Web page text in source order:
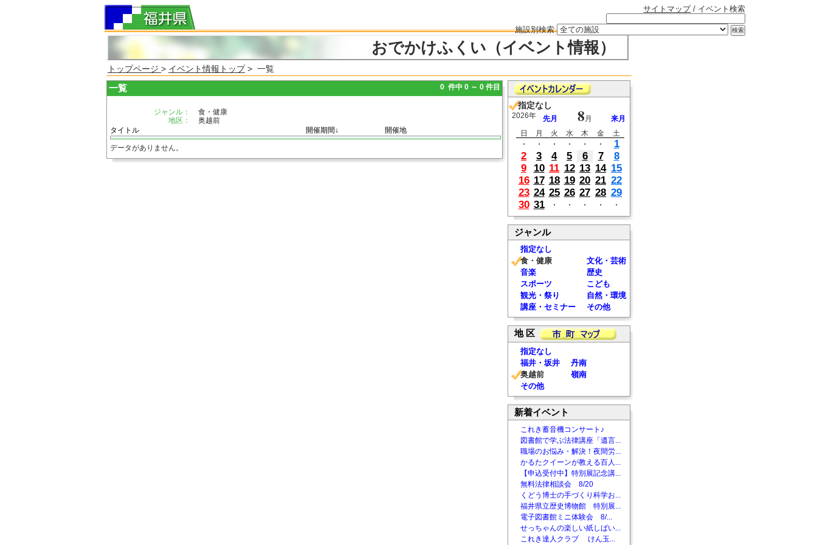
サイトマップ/ イベント検索
施設別検索
おでかけふくい（イベント情報）
トップページ > イベント情報トップ> 一覧
一覧 0 件中 0 ～ 0 件目
ジャンル：
食・健康
地区：
奥越前
タイトル
開催期間↓ 開催地
データがありません。
指定なし
2026年 先月 8 月
来月
日
月 火 水 木 金
土
・
・ ・ ・ ・ ・
1
2
3 4 5 6 7
8
9
10 11 12 13 14 15
16 17 18 19 20 21 22
23 24 25 26 27 28 29
30 31 ・ ・ ・ ・ ・
ジャンル
指定なし
食・健康
文化・芸術
音楽
歴史
スポーツ
こども
観光・祭り
自然・環境
講座・セミナー
その他
地 区
指定なし
福井・坂井
丹南
奥越前
嶺南
その他
新着イベント
これき蓄音機コンサート♪
図書館で学ぶ法律講座「遺言...
職場のお悩み・解決！夜間労...
かるたクイーンが教える百人...
【申込受付中】特別展記念講...
無料法律相談会 8/20
くどう博士の手づくり科学お...
福井県立歴史博物館 特別展...
電子図書館ミニ体験会 8/...
せっちゃんの楽しい紙しばい...
これき達人クラブ けん玉...